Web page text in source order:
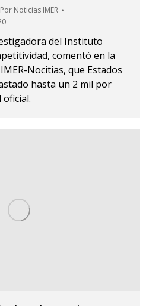
Por Noticias IMER
del Instituto
comentó en la
Nocitias, que Estados
hasta un 2 mil por